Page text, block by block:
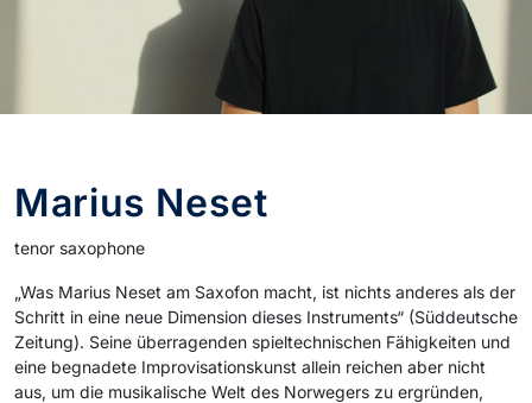
Marius Neset
tenor saxophone
„Was Marius Neset am Saxofon macht, ist nichts anderes als der
Schritt in eine neue Dimension dieses Instruments“ (Süddeutsche
Zeitung). Seine überragenden spieltechnischen Fähigkeiten und
eine begnadete Improvisationskunst allein reichen aber nicht
aus, um die musikalische Welt des Norwegers zu ergründen,